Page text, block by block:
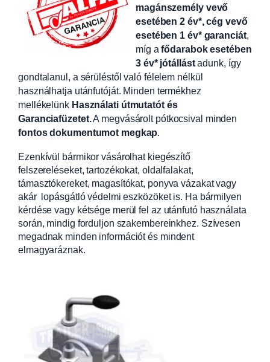
magánszemély vevő
esetében 2 év*, cég vevő
esetében 1 év* garanciát,
míg afődarabok esetében
3 év* jótállástadunk, így
gondtalanul, a sérüléstől való félelem nélkül
használhatja utánfutóját. Minden termékhez
mellékelünk Használati útmutatót és
Garanciafüzetet.A megvásárolt pótkocsival minden
fontos dokumentumot megkap.
Ezenkívül bármikor vásárolhat kiegészítő
felszereléseket, tartozékokat, oldalfalakat,
támasztókereket, magasítókat, ponyva vázakat vagy
akár lopásgátló védelmi eszközöket is. Ha bármilyen
kérdése vagy kétsége merül fel az utánfutó használata
során, mindig forduljon szakembereinkhez. Szívesen
megadnak minden információt és mindent
elmagyaráznak.